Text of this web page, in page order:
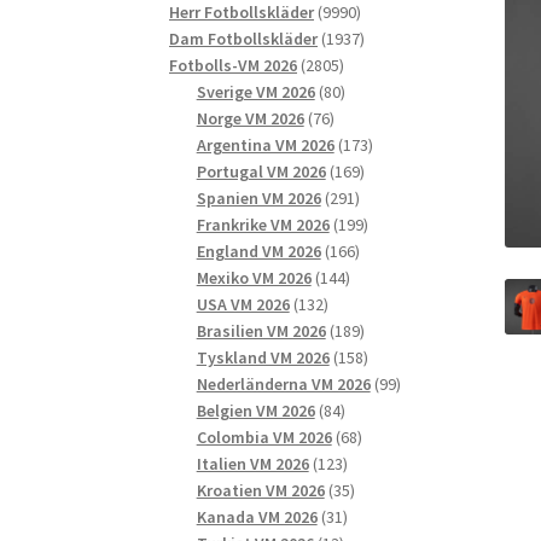
produkter
Herr Fotbollskläder 99909990
produkter
Dam Fotbollskläder 19371937
Fotbolls-VM 2026 28052805
produkter
Sverige VM 2026 8080
Norge VM 2026 7676
produkter
Argentina VM 2026 173173
Portugal VM 2026 169169
produkter
Spanien VM 2026 291291
produkter
Frankrike VM 2026 199199
England VM 2026 166166
Mexiko VM 2026 144144
USA VM 2026 132132
produkter
Brasilien VM 2026 189189
produkter
Tyskland VM 2026 158158
produkter
Nederländerna VM 2026 9999
Belgien VM 2026 8484
produkter
Colombia VM 2026 6868
Italien VM 2026 123123
produkter
Kroatien VM 2026 3535
Kanada VM 2026 3131